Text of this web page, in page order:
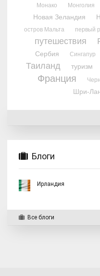
Монако
Монголия
Новая Зеландия
остров Мальта
первый
путешествия
Сербия Сингапур
Таиланд туризм
Франция
Шри-
Блоги
Ирландия
Все блоги